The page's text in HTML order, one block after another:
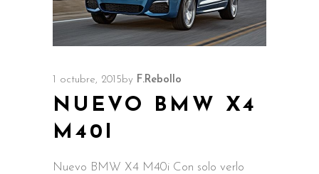
1 octubre, 2015 by F.Rebollo
NUEVO BMW X4
M40I
Nuevo BMW X4 M40i Con solo verlo